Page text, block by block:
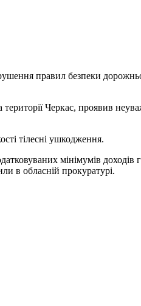
правил безпеки
Черкас, проявив
тілесні ушкодження.
мінімумів
в обласній прокуратурі.